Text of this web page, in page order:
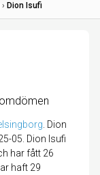
› Dion Isufi
Dion
05. Dion Isufi
har fått 26
haft 29